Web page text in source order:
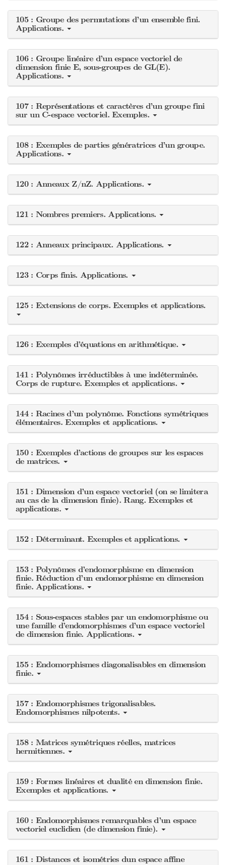
105 : Groupe des permutations d’un ensemble fini.
Applications.
106 : Groupe linéaire d’un espace vectoriel de
dimension finie E, sous-groupes de GL(E).
Applications.
107 : Représentations et caractères d’un groupe fini
sur un C-espace vectoriel. Exemples.
108 : Exemples de parties génératrices d’un groupe.
Applications.
120 : Anneaux Z/nZ. Applications.
121 : Nombres premiers. Applications.
122 : Anneaux principaux. Applications.
123 : Corps finis. Applications.
125 : Extensions de corps. Exemples et applications.
126 : Exemples d’équations en arithmétique.
141 : Polynômes irréductibles à une indéterminée.
Corps de rupture. Exemples et applications.
144 : Racines d’un polynôme. Fonctions symétriques
élémentaires. Exemples et applications.
150 : Exemples d’actions de groupes sur les espaces
de matrices.
151 : Dimension d’un espace vectoriel (on se limitera
au cas de la dimension finie). Rang. Exemples et
applications.
152 : Déterminant. Exemples et applications.
153 : Polynômes d’endomorphisme en dimension
finie. Réduction d’un endomorphisme en dimension
finie. Applications.
154 : Sous-espaces stables par un endomorphisme ou
une famille d’endomorphismes d’un espace vectoriel
de dimension finie. Applications.
155 : Endomorphismes diagonalisables en dimension
finie.
157 : Endomorphismes trigonalisables.
Endomorphismes nilpotents.
158 : Matrices symétriques réelles, matrices
hermitiennes.
159 : Formes linéaires et dualité en dimension finie.
Exemples et applications.
160 : Endomorphismes remarquables d’un espace
vectoriel euclidien (de dimension finie).
161 : Distances et isométries dun espace affine